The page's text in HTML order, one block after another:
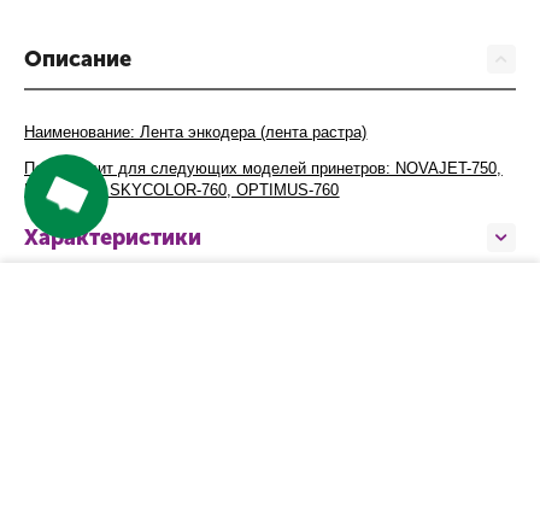
Описание
Наименование: Лента энкодера (лента растра)
Подхододит для следующих моделей принетров: NOVAJET-750,
LECAI-750, SKYCOLOR-760, OPTIMUS-760
Характеристики